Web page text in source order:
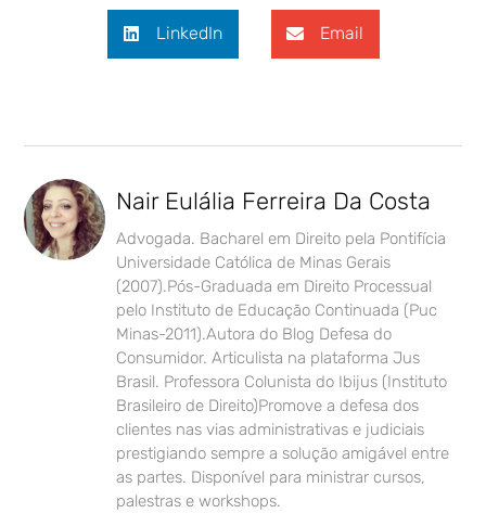
LinkedIn Email
Nair Eulália Ferreira Da Costa
Advogada. Bacharel em Direito pela Pontifícia
Universidade Católica de Minas Gerais
(2007).Pós-Graduada em Direito Processual
pelo Instituto de Educação Continuada (Puc
Minas-2011).Autora do Blog Defesa do
Consumidor. Articulista na plataforma Jus
Brasil. Professora Colunista do Ibijus (Instituto
Brasileiro de Direito)Promove a defesa dos
clientes nas vias administrativas e judiciais
prestigiando sempre a solução amigável entre
as partes. Disponível para ministrar cursos,
palestras e workshops.